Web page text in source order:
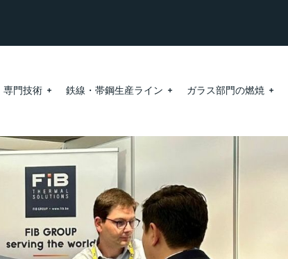
専門技術 鉄線・帯鋼生産ライン ガラス部門の燃焼